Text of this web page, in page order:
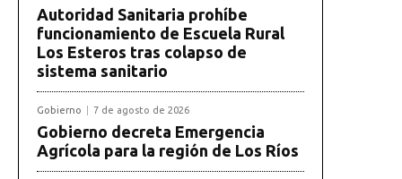
Autoridad Sanitaria prohíbe
funcionamiento de Escuela Rural
Los Esteros tras colapso de
sistema sanitario
Gobierno 7 de agosto de 2026
Gobierno decreta Emergencia
Agrícola para la región de Los Ríos